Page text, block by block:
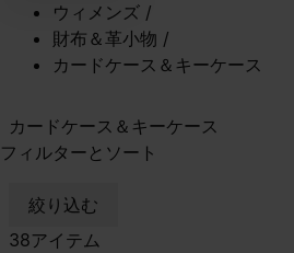
ウィメンズ /
財布＆革小物 /
カードケース＆キーケース
カードケース＆キーケース
フィルターとソート
絞り込む
38アイテム